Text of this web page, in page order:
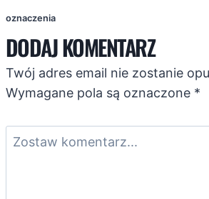
oznaczenia
DODAJ KOMENTARZ
Twój adres email nie zostanie
Wymagane pola są oznaczone *